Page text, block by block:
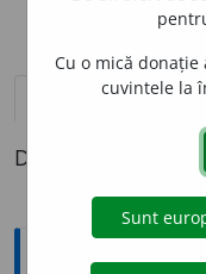
definiții (1)
Definiția cu ID-ul
Explicative
Cu o mică
cuvintele la